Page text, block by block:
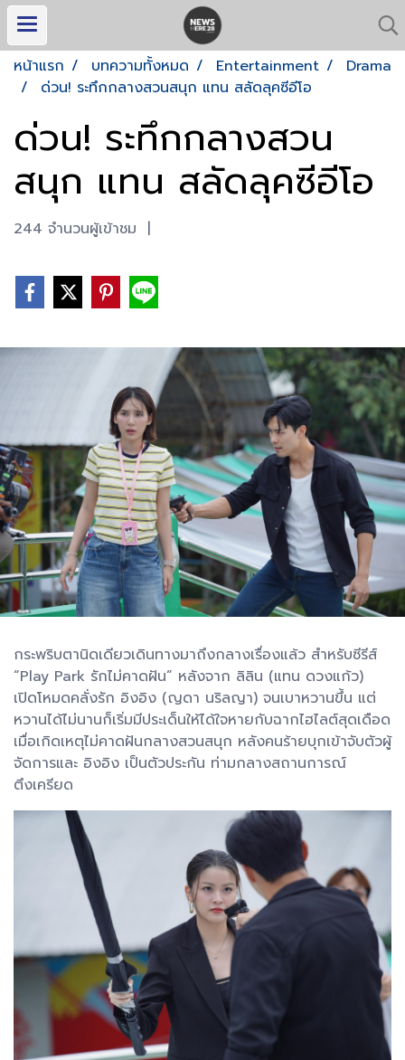
หน้าแรก บทความทั้งหมด Entertainment
Drama
ด่วน! ระทึกกลางสวนสนุก แทน สลัดลุคซีอีโอ
ด่วน! ระทึกกลางสวน
สนุก แทน สลัดลุคซีอีโอ
244 จำนวนผู้เข้าชม |
กระพริบตานิดเดียวเดินทางมาถึงกลางเรื่องแล้ว สำหรับซีรีส์
“Play Park รักไม่คาดฝัน” หลังจาก ลิลิน (แทน ดวงแก้ว)
เปิดโหมดคลั่งรัก อิงอิง (ญดา นริลญา) จนเบาหวานขึ้น แต่
หวานได้ไม่นานก็เริ่มมีประเด็นให้ได้ใจหายกับฉากไฮไลต์สุดเดือด
เมื่อเกิดเหตุไม่คาดฝันกลางสวนสนุก หลังคนร้ายบุกเข้าจับตัวผู้
จัดการและ อิงอิง เป็นตัวประกัน ท่ามกลางสถานการณ์
ตึงเครียด